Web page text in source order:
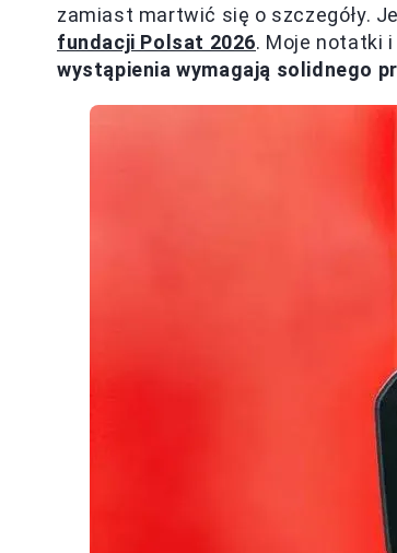
zamiast martwić się o szczegóły.
fundacji Polsat 2026. Moje notatki
wystąpienia wymagają solidnego